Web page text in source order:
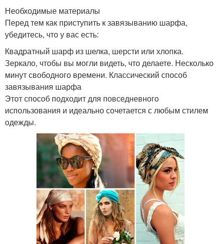
Необходимые материалы
Перед тем как приступить к завязыванию шарфа,
убедитесь, что у вас есть:
Квадратный шарф из шелка, шерсти или хлопка.
Зеркало, чтобы вы могли видеть, что делаете. Несколько
минут свободного времени. Классический способ
завязывания шарфа
Этот способ подходит для повседневного
использования и идеально сочетается с любым стилем
одежды.